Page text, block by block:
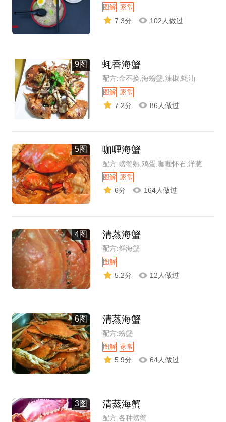
图解 家常
7.3分 102人做过
9图 蚝香海蟹
配方:金不换,海螃蟹,辣椒,蚝油
图解 家常
7.2分 86人做过
5图 咖喱海蟹
配方:螃蟹熟,鸡蛋,咖喱怀石,洋葱
图解 家常
6分 164人做过
4图 清蒸海蟹
配方:鲜海蟹
图解
5.2分 12人做过
6图 清蒸海蟹
配方:螃蟹
图解 家常
5.9分 64人做过
3图 清蒸海蟹
配方:各种螃蟹